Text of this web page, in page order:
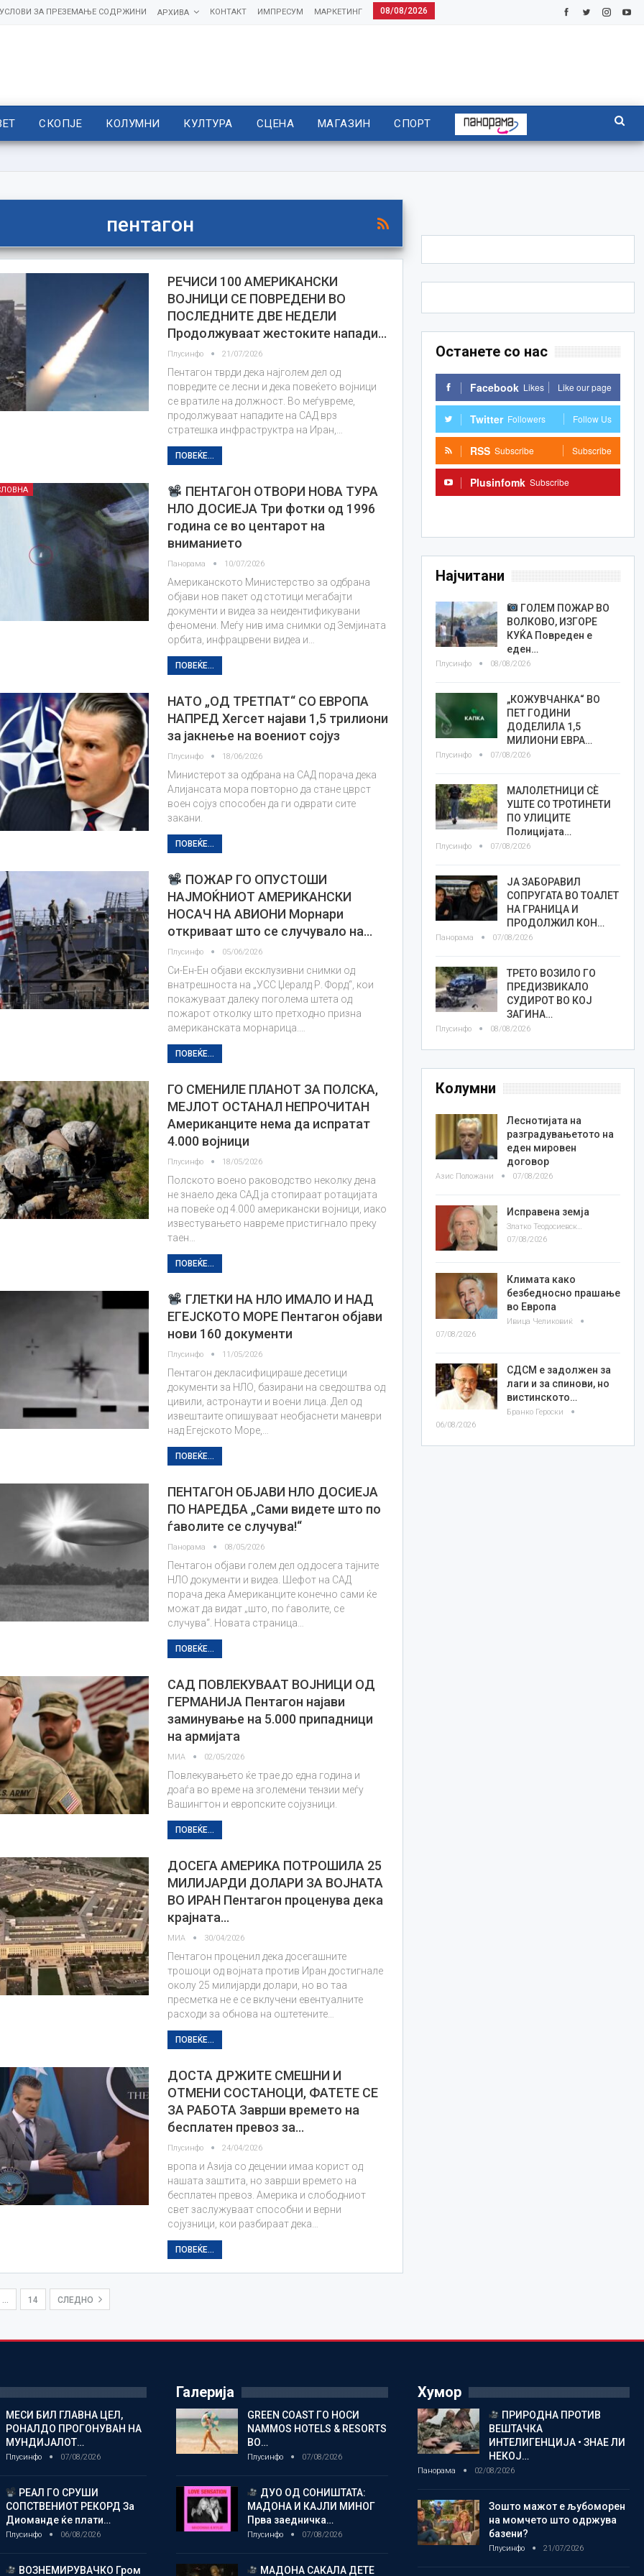
08/08/2026
МАРКЕТИНГ
ИМПРЕСУМ
КОНТАКТ
АРХИВА
ЗА ПРЕЗЕМАЊЕ СОДРЖИНИ
СКОПЈЕ КОЛУМНИ КУЛТУРА СЦЕНА МАГАЗИН СПОРТ
пентагон
РЕЧИСИ 100 АМЕРИКАНСКИ
ВОЈНИЦИ СЕ ПОВРЕДЕНИ ВО
ПОСЛЕДНИТЕ ДВЕ НЕДЕЛИ
Продолжуваат жестоките напади…
Плусинфо 21/07/2026
Пентагон тврди дека најголем дел од
повредите се лесни и дека повеќето војници
се вратиле на должност. Во меѓувреме,
продолжуваат нападите на САД врз
стратешка инфраструктра на Иран,…
ПОВЕЌЕ...
ПЕНТАГОН ОТВОРИ НОВА ТУРА
НЛО ДОСИЕЈА Три фотки од 1996
година се во центарот на
вниманието
Панорама 10/07/2026
Американското Министерство за одбрана
објави нов пакет од стотици мегабајти
документи и видеа за неидентификувани
феномени. Меѓу нив има снимки од Земјината
орбита, инфрацрвени видеа и…
ПОВЕЌЕ...
НАТО „ОД ТРЕТПАТ“ СО ЕВРОПА
НАПРЕД Хегсет најави 1,5 трилиони
за јакнење на воениот сојуз
Плусинфо 18/06/2026
Министерот за одбрана на САД порача дека
Алијансата мора повторно да стане цврст
воен сојуз способен да ги одврати сите
закани.
ПОВЕЌЕ...
ПОЖАР ГО ОПУСТОШИ
НАЈМОЌНИОТ АМЕРИКАНСКИ
НОСАЧ НА АВИОНИ Морнари
откриваат што се случувало на…
Плусинфо 05/06/2026
Си-Ен-Ен објави ексклузивни снимки од
внатрешноста на „УСС Џералд Р. Форд“, кои
покажуваат далеку поголема штета од
пожарот отколку што претходно призна
американската морнарица.…
ПОВЕЌЕ...
ГО СМЕНИЛЕ ПЛАНОТ ЗА ПОЛСКА,
МЕЈЛОТ ОСТАНАЛ НЕПРОЧИТАН
Американците нема да испратат
4.000 војници
Плусинфо 18/05/2026
Полското воено раководство неколку дена
не знаело дека САД ја стопираат ротацијата
на повеќе од 4.000 американски војници, иако
известувањето навреме пристигнало преку
таен…
ПОВЕЌЕ...
ГЛЕТКИ НА НЛО ИМАЛО И НАД
ЕГЕЈСКОТО МОРЕ Пентагон објави
нови 160 документи
Плусинфо 11/05/2026
Пентагон декласифицираше десетици
документи за НЛО, базирани на сведоштва од
цивили, астронаути и воени лица. Дел од
извештаите опишуваат необјаснети маневри
над Егејското Море,…
ПОВЕЌЕ...
ПЕНТАГОН ОБЈАВИ НЛО ДОСИЕЈА
ПО НАРЕДБА „Сами видете што по
ѓаволите се случува!“
Панорама 08/05/2026
Пентагон објави голем дел од досега тајните
НЛО документи и видеа. Шефот на САД
порача дека Американците конечно сами ќе
можат да видат „што, по ѓаволите, се
случува“. Новата страница…
ПОВЕЌЕ...
САД ПОВЛЕКУВААТ ВОЈНИЦИ ОД
ГЕРМАНИЈА Пентагон најави
заминување на 5.000 припадници
на армијата
МИА 02/05/2026
Повлекувањето ќе трае до една година и
доаѓа во време на зголемени тензии меѓу
Вашингтон и европските сојузници.
ПОВЕЌЕ...
ДОСЕГА АМЕРИКА ПОТРОШИЛА 25
МИЛИЈАРДИ ДОЛАРИ ЗА ВОЈНАТА
ВО ИРАН Пентагон проценува дека
крајната…
МИА 30/04/2026
Пентагон проценил дека досегашните
трошоци од војната против Иран достигнале
околу 25 милијарди долари, но во таа
пресметка не е се вклучени евентуалните
расходи за обнова на оштетените…
ПОВЕЌЕ...
ДОСТА ДРЖИТЕ СМЕШНИ И
ОТМЕНИ СОСТАНОЦИ, ФАТЕТЕ СЕ
ЗА РАБОТА Заврши времето на
бесплатен превоз за…
Плусинфо 24/04/2026
вропа и Азија со децении имаа корист од
нашата заштита, но заврши времето на
бесплатен превоз. Америка и слободниот
свет заслужуваат способни и верни
сојузници, кои разбираат дека…
ПОВЕЌЕ...
… 14 СЛЕДНО
Останете со нас
Facebook Likes Like our page
Twitter Followers Follow Us
RSS Subscribe Subscribe
Plusinfomk Subscribe
Најчитани
ГОЛЕМ ПОЖАР ВО
ВОЛКОВО, ИЗГОРЕ
КУЌА Повреден е
еден…
Плусинфо 08/08/2026
„КОЖУВЧАНКА“ ВО
ПЕТ ГОДИНИ
ДОДЕЛИЛА 1,5
МИЛИОНИ ЕВРА…
Плусинфо 07/08/2026
МАЛОЛЕТНИЦИ СÈ
УШТЕ СО ТРОТИНЕТИ
ПО УЛИЦИТЕ
Полицијата…
Плусинфо 07/08/2026
ЈА ЗАБОРАВИЛ
СОПРУГАТА ВО ТОАЛЕТ
НА ГРАНИЦА И
ПРОДОЛЖИЛ КОН…
Панорама 07/08/2026
ТРЕТО ВОЗИЛО ГО
ПРЕДИЗВИКАЛО
СУДИРОТ ВО КОЈ
ЗАГИНА…
Плусинфо 08/08/2026
Колумни
Леснотијата на
разградувањетото на
еден мировен
договор
Азис Положани 07/08/2026
Исправена земја
Златко Теодосиевски
07/08/2026
Климата како
безбедносно прашање
во Европа
Ивица Челиковиќ
07/08/2026
СДСМ е задолжен за
лаги и за спинови, но
вистинското…
Бранко Героски
06/08/2026
МЕСИ БИЛ ГЛАВНА ЦЕЛ,
РОНАЛДО ПРОГОНУВАН НА
МУНДИЈАЛОТ…
Плусинфо 07/08/2026
РЕАЛ ГО СРУШИ
СОПСТВЕНИОТ РЕКОРД За
Диоманде ќе плати…
Плусинфо 06/08/2026
ВОЗНЕМИРУВАЧКО Гром
Галерија
GREEN COAST ГО НОСИ
NAMMOS HOTELS & RESORTS
ВО…
Плусинфо 07/08/2026
ДУО ОД СОНИШТАТА:
МАДОНА И КАЈЛИ МИНОГ
Прва заедничка…
Плусинфо 07/08/2026
МАДОНА САКАЛА ДЕТЕ
Хумор
ПРИРОДНА ПРОТИВ
ВЕШТАЧКА
ИНТЕЛИГЕНЦИЈА • ЗНАЕ ЛИ
НЕКОЈ…
Панорама 02/08/2026
Зошто мажот е љубоморен
на момчето што одржува
базени?
Плусинфо 21/07/2026